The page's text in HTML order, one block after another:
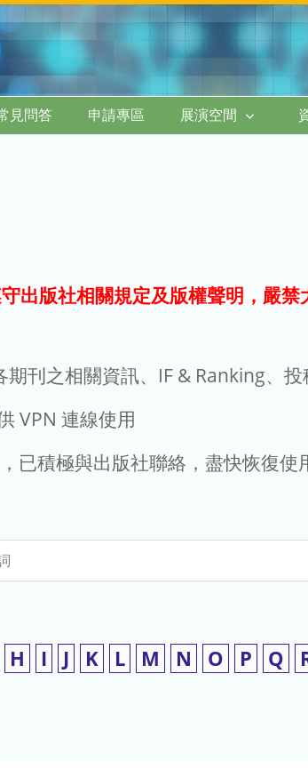
見問答 申請專區 展演空間
出版社相關規定及版權聲明，嚴
期刊之相關資訊、IF & Ranking、
VPN 連線使用
已積極與出版社聯絡，盡快恢復使
H I J K L M N O P Q